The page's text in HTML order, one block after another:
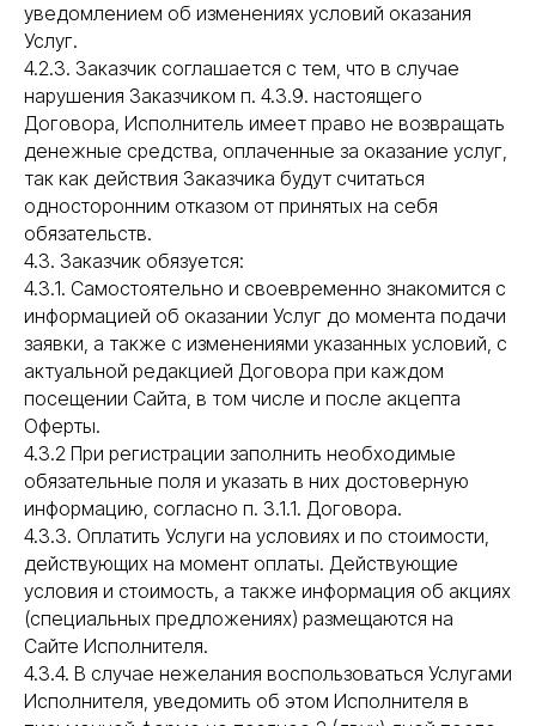
уведомлением об изменениях условий оказания
Услуг.
4.2.3. Заказчик соглашается с тем, что в случае
нарушения Заказчиком п. 4.3.9. настоящего
Договора, Исполнитель имеет право не возвращать
денежные средства, оплаченные за оказание услуг,
так как действия Заказчика будут считаться
односторонним отказом от принятых на себя
обязательств.
4.3. Заказчик обязуется:
4.3.1. Самостоятельно и своевременно знакомится с
информацией об оказании Услуг до момента подачи
заявки, а также с изменениями указанных условий, с
актуальной редакцией Договора при каждом
посещении Сайта, в том числе и после акцепта
Оферты.
4.3.2 При регистрации заполнить необходимые
обязательные поля и указать в них достоверную
информацию, согласно п. 3.1.1. Договора.
4.3.3. Оплатить Услуги на условиях и по стоимости,
действующих на момент оплаты. Действующие
условия и стоимость, а также информация об акциях
(специальных предложениях) размещаются на
Сайте Исполнителя.
4.3.4. В случае нежелания воспользоваться Услугами
Исполнителя, уведомить об этом Исполнителя в